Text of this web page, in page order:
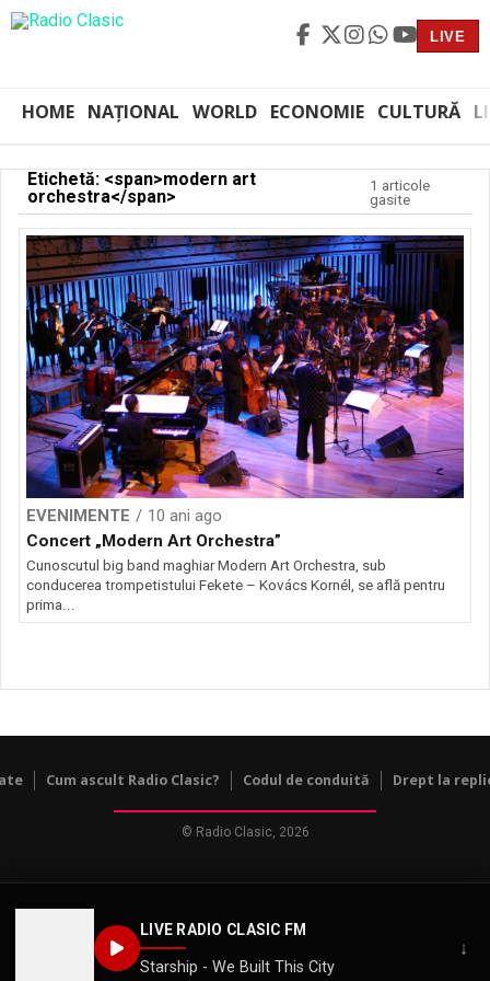
LIVE
HOME NAȚIONAL WORLD ECONOMIE CULTURĂ
LIVE RADIO CLASIC FM
Starship - We Built This City
↓
Etichetă: <span>modern art
orchestra</span>
1 articole
gasite
EVENIMENTE
10 ani ago
Concert „Modern Art Orchestra”
Cunoscutul big band maghiar Modern Art Orchestra, sub
conducerea trompetistului Fekete – Kovács Kornél, se află pentru
prima...
Cum ascult Radio Clasic? Codul de conduită Drept la
© Radio Clasic, 2026